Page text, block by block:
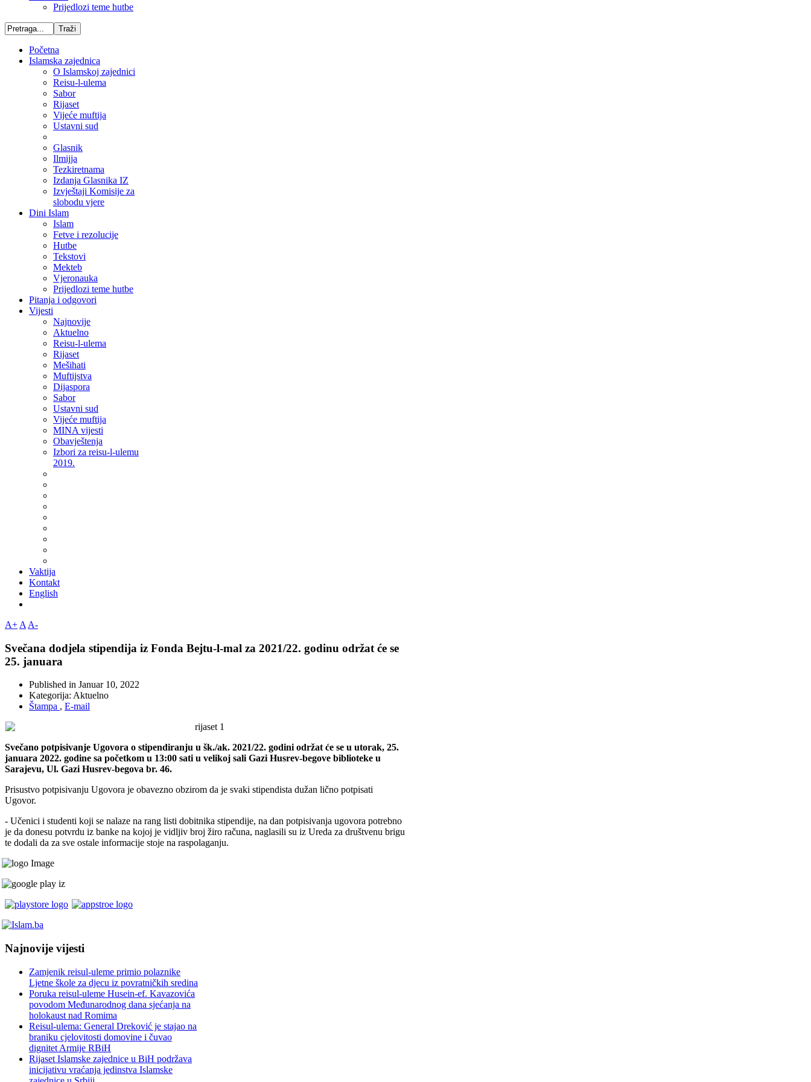
Prijedlozi teme hutbe
Početna
Islamska zajednica
O Islamskoj zajednici
Reisu-l-ulema
Sabor
Rijaset
Vijeće muftija
Ustavni sud
Glasnik
Ilmijja
Tezkiretnama
Izdanja Glasnika IZ
Izvještaji Komisije za
slobodu vjere
Dini Islam
Islam
Fetve i rezolucije
Hutbe
Tekstovi
Mekteb
Vjeronauka
Prijedlozi teme hutbe
Pitanja i odgovori
Vijesti
Najnovije
Aktuelno
Reisu-l-ulema
Rijaset
Mešihati
Muftijstva
Dijaspora
Sabor
Ustavni sud
Vijeće muftija
MINA vijesti
Obavještenja
Izbori za reisu-l-ulemu
2019.
Vaktija
Kontakt
English
A+ A A-
Svečana dodjela stipendija iz Fonda Bejtu-l-mal za 2021/22. godinu održat će se
25. januara
Published in Januar 10, 2022
Kategorija: Aktuelno
Štampa , E-mail
Svečano potpisivanje Ugovora o stipendiranju u šk./ak. 2021/22. godini održat će se u utorak, 25.
januara 2022. godine sa početkom u 13:00 sati u velikoj sali Gazi Husrev-begove biblioteke u
Sarajevu, Ul. Gazi Husrev-begova br. 46.
Prisustvo potpisivanju Ugovora je obavezno obzirom da je svaki stipendista dužan lično potpisati
Ugovor.
- Učenici i studenti koji se nalaze na rang listi dobitnika stipendije, na dan potpisivanja ugovora potrebno
je da donesu potvrdu iz banke na kojoj je vidljiv broj žiro računa, naglasili su iz Ureda za društvenu brigu
te dodali da za sve ostale informacije stoje na raspolaganju.
Najnovije vijesti
Zamjenik reisul-uleme primio polaznike
Ljetne škole za djecu iz povratničkih sredina
Poruka reisul-uleme Husein-ef. Kavazovića
povodom Međunarodnog dana sjećanja na
holokaust nad Romima
Reisul-ulema: General Dreković je stajao na
braniku cjelovitosti domovine i čuvao
dignitet Armije RBiH
Rijaset Islamske zajednice u BiH podržava
inicijativu vraćanja jedinstva Islamske